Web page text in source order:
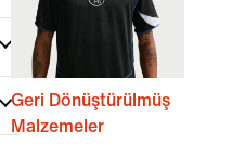
Geri Dönüştürülmüş
Malzemeler